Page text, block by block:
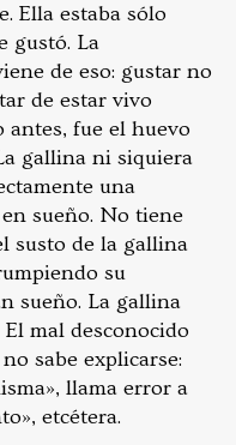
Ella estaba sólo
gustó. La
de eso: gustar no
de estar vivo
antes, fue el huevo
gallina ni siquiera
una
sueño. No tiene
susto de la gallina
su
sueño. La gallina
mal desconocido
sabe explicarse:
llama error a
etcétera.